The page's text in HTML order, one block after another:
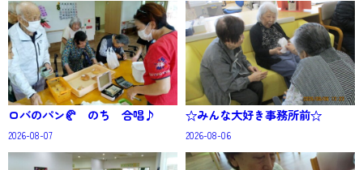
ロバのパン🥐 のち 合唱♪
2026-08-07
☆みんな大好き事務所前☆
2026-08-06